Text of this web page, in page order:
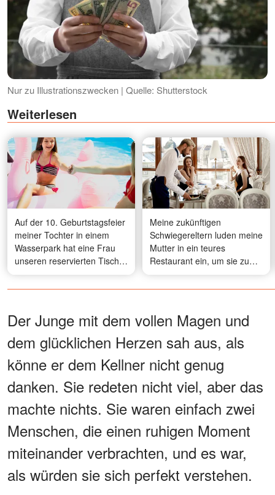
Nur zu Illustrationszwecken | Quelle: Shutterstock
Weiterlesen
Auf der 10. Geburtstagsfeier
meiner Tochter in einem
Wasserpark hat eine Frau
unseren reservierten Tisch
belegt – was der Kellner
daraufhin tat, ließ ihre Knie
Meine zukünftigen
Schwiegereltern luden meine
Mutter in ein teures
Restaurant ein, um sie zum
ersten Mal zu treffen - und
ließen sie dann mit einer
süßeste Rache
Der Junge mit dem vollen Magen und
dem glücklichen Herzen sah aus, als
könne er dem Kellner nicht genug
danken. Sie redeten nicht viel, aber das
machte nichts. Sie waren einfach zwei
Menschen, die einen ruhigen Moment
miteinander verbrachten, und es war,
als würden sie sich perfekt verstehen.